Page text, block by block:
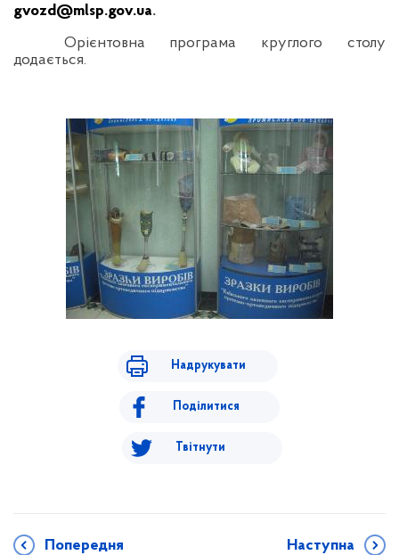
gvozd@mlsp.gov.ua.
Орієнтовна програма круглого столу
додається.
Надрукувати
Поділитися
Твітнути
Попередня Наступна